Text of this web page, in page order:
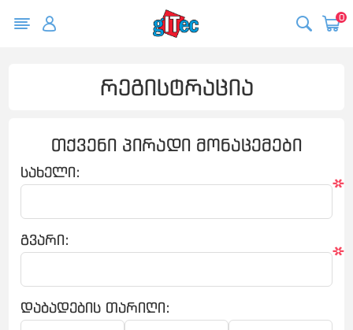
0
რეგისტრაცია
თქვენი პირადი მონაცემები
სახელი:
*
გვარი:
*
დაბადების თარიღი: